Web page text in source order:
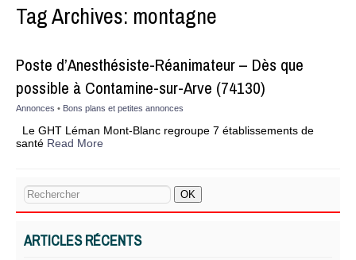
Tag Archives: montagne
Poste d’Anesthésiste-Réanimateur – Dès que
possible à Contamine-sur-Arve (74130)
Annonces • Bons plans et petites annonces
Le GHT Léman Mont-Blanc regroupe 7 établissements de
santé Read More
ARTICLES RÉCENTS